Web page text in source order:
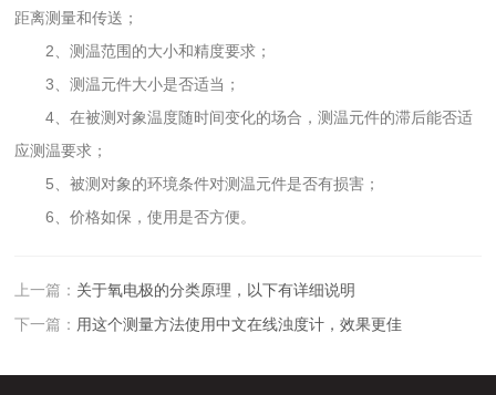
距离测量和传送；
2、测温范围的大小和精度要求；
3、测温元件大小是否适当；
4、在被测对象温度随时间变化的场合，测温元件的滞后能否适
应测温要求；
5、被测对象的环境条件对测温元件是否有损害；
6、价格如保，使用是否方便。
上一篇： 关于氧电极的分类原理，以下有详细说明
下一篇： 用这个测量方法使用中文在线浊度计，效果更佳